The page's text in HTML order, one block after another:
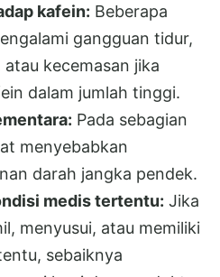
kafein: Beberapa
gangguan tidur,
kecemasan jika
dalam jumlah tinggi.
Pada sebagian
menyebabkan
darah jangka pendek.
medis tertentu: Jika
menyusui, atau memiliki
sebaiknya